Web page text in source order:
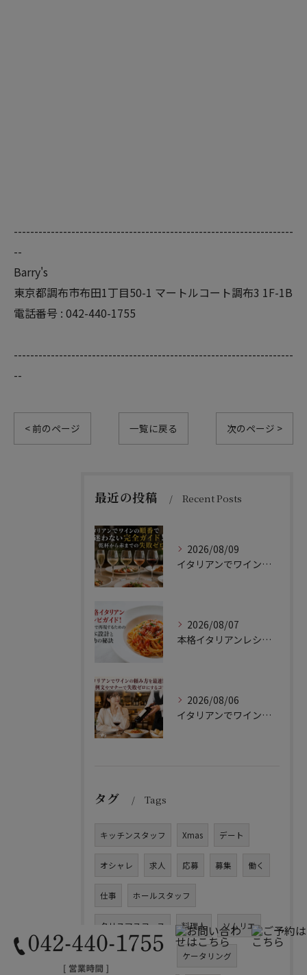
--------------------------------------------------------------------
--
Barry's
東京都調布市布田1丁目50-1 マートルコート調布3 1F-1B
電話番号 : 042-440-1755
--------------------------------------------------------------------
--
< 前のページ 一覧に戻る 次のページ >
最近の投稿 Recent Posts
2026/08/09
イタリアンでワインの順番で迷わない完全ガイド！乾杯から赤までの失敗ゼロ術
2026/08/07
本格イタリアンレシピガイド！家庭で再現するための基本設計と成功の秘訣
2026/08/06
イタリアンでワインの頼み方を最速習得！例文やマナーで失敗ゼロにするコツ
タグ Tags
キッチンスタッフ Xmas デート
オシャレ 求人 応募 募集 働く
仕事 ホールスタッフ
クリスマスコース 料理人 ソムリエ
ケータリング